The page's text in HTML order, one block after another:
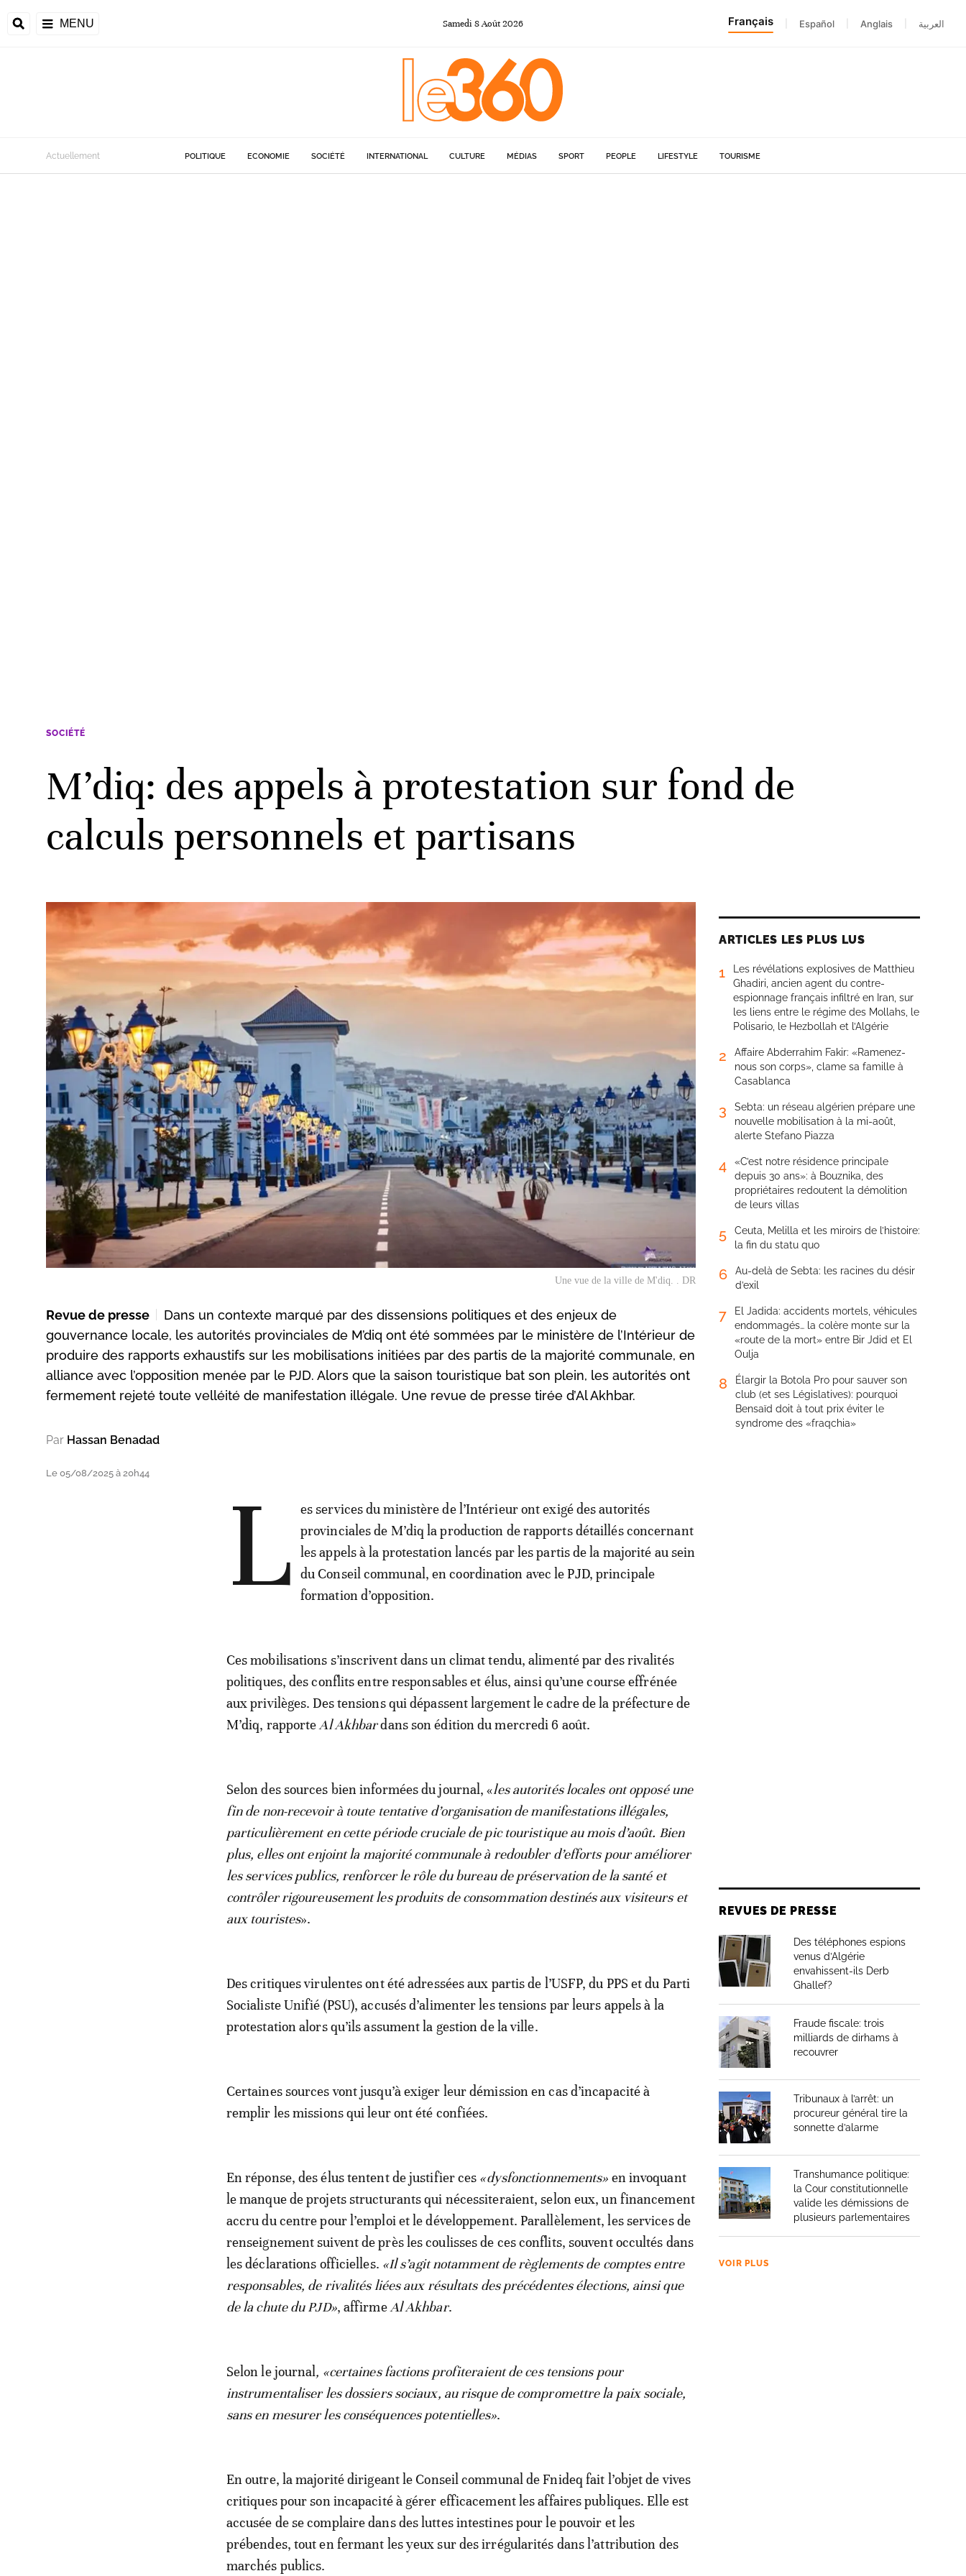
MENU Samedi 8Août2026 Français Español Anglais العربية
Actuellement POLITIQUE ECONOMIE SOCIÉTÉ INTERNATIONAL CULTURE MÉDIAS SPORT PEOPLE LIFESTYLE TOURISME
SOCIÉTÉ
M’diq: des appels à protestation sur fond de
calculs personnels et partisans
Une vue de la ville de M'diq. . DR
Revue de presse
Dans un contexte marqué par des dissensions politiques et des enjeux de
gouvernance locale, les autorités provinciales de M’diq ont été sommées par le ministère de l’Intérieur de
produire des rapports exhaustifs sur les mobilisations initiées par des partis de la majorité communale, en
alliance avec l’opposition menée par le PJD. Alors que la saison touristique bat son plein, les autorités ont
fermement rejeté toute velléité de manifestation illégale. Une revue de presse tirée d’Al Akhbar.
Par Hassan Benadad
Le 05/08/2025 à 20h44 L
es services du ministère de l’Intérieur ont exigé des autorités
provinciales de M’diq la production de rapports détaillés concernant
les appels à la protestation lancés par les partis de la majorité au sein
du Conseil communal, en coordination avec le PJD, principale
formation d’opposition.
Ces mobilisations s’inscrivent dans un climat tendu, alimenté par des rivalités
politiques, des conflits entre responsables et élus, ainsi qu’une course effrénée
aux privilèges. Des tensions qui dépassent largement le cadre de la préfecture de
M’diq, rapporte Al Akhbardans son édition du mercredi 6 août.
Selon des sources bien informées du journal, «les autorités locales ont opposé une
fin de non-recevoir à toute tentative d’organisation de manifestations illégales,
particulièrement en cette période cruciale de pic touristique au mois d’août. Bien
plus, elles ont enjoint la majorité communale à redoubler d’efforts pour améliorer
les services publics, renforcer le rôle du bureau de préservation de la santé et
contrôler rigoureusement les produits de consommation destinés aux visiteurs et
aux touristes».
Des critiques virulentes ont été adressées aux partis de l’USFP, du PPS et du Parti
Socialiste Unifié (PSU), accusés d’alimenter les tensions par leurs appels à la
protestation alors qu’ils assument la gestion de la ville.
Certaines sources vont jusqu’à exiger leur démission en cas d’incapacité à
remplir les missions qui leur ont été confiées.
En réponse, des élus tentent de justifier ces «dysfonctionnements» en invoquant
le manque de projets structurants qui nécessiteraient, selon eux, un financement
accru du centre pour l’emploi et le développement. Parallèlement, les services de
renseignement suivent de près les coulisses de ces conflits, souvent occultés dans
les déclarations officielles. «Il s’agit notamment de règlements de comptes entre
responsables, de rivalités liées aux résultats des précédentes élections, ainsi que
de la chute du PJD», affirme Al Akhbar.
Selon le journal, «certaines factions profiteraient de ces tensions pour
instrumentaliser les dossiers sociaux, au risque de compromettre la paix sociale,
sans en mesurer les conséquences potentielles».
En outre, la majorité dirigeant le Conseil communal de Fnideq fait l’objet de vives
critiques pour son incapacité à gérer efficacement les affaires publiques. Elle est
accusée de se complaire dans des luttes intestines pour le pouvoir et les
prébendes, tout en fermant les yeux sur des irrégularités dans l’attribution des
marchés publics.
ARTICLES LES PLUS LUS
1
Les révélations explosives de Matthieu
Ghadiri, ancien agent du contre-
espionnage français infiltré en Iran, sur
les liens entre le régime des Mollahs, le
Polisario, le Hezbollah et l’Algérie
2
Affaire Abderrahim Fakir: «Ramenez-
nous son corps», clame sa famille à
Casablanca
3
Sebta: un réseau algérien prépare une
nouvelle mobilisation à la mi-août,
alerte Stefano Piazza
4
«C’est notre résidence principale
depuis 30 ans»: à Bouznika, des
propriétaires redoutent la démolition
de leurs villas
5
Ceuta, Melilla et les miroirs de l’histoire:
la fin du statu quo
6
Au-delà de Sebta: les racines du désir
d’exil
7
El Jadida: accidents mortels, véhicules
endommagés… la colère monte sur la
«route de la mort» entre Bir Jdid et El
Oulja
8
Élargir la Botola Pro pour sauver son
club (et ses Législatives): pourquoi
Bensaïd doit à tout prix éviter le
syndrome des «fraqchia»
REVUES DE PRESSE
Des téléphones espions
venus d’Algérie
envahissent-ils Derb
Ghallef?
Fraude fiscale: trois
milliards de dirhams à
recouvrer
Tribunaux à l’arrêt: un
procureur général tire la
sonnette d’alarme
Transhumance politique:
la Cour constitutionnelle
valide les démissions de
plusieurs parlementaires
VOIR PLUS